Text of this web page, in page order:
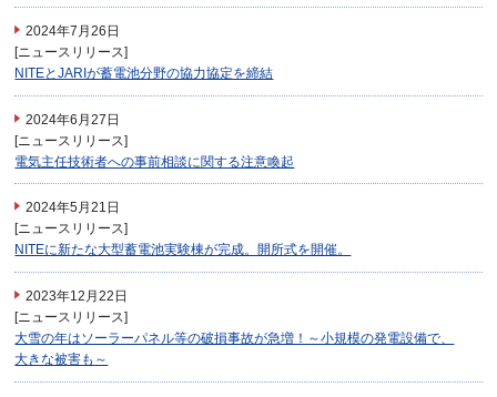
2024年7月26日
[ニュースリリース]
NITEとJARIが蓄電池分野の協力協定を締結
2024年6月27日
[ニュースリリース]
電気主任技術者への事前相談に関する注意喚起
2024年5月21日
[ニュースリリース]
NITEに新たな大型蓄電池実験棟が完成。開所式を開催。
2023年12月22日
[ニュースリリース]
大雪の年はソーラーパネル等の破損事故が急増！～小規模の発電設備で、
大きな被害も～